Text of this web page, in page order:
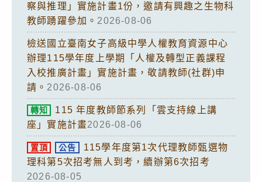
察與推理」實施計畫1份，邀請有興趣之生物科
教師踴躍參加。 2026-08-06
檢送國立臺南女子高級中學人權教育資源中心
辦理115學年度上學期「人權及轉型正義課程
入校推廣計畫」實施計畫，敬請教師(社群)申
請。 2026-08-06
轉知
115 年度教師節系列「雲支持線上講
座」實施計畫2026-08-06
置頂 公告
115學年度第1次代理教師甄選物
理科第5次招考無人到考，續辦第6次招考
2026-08-05